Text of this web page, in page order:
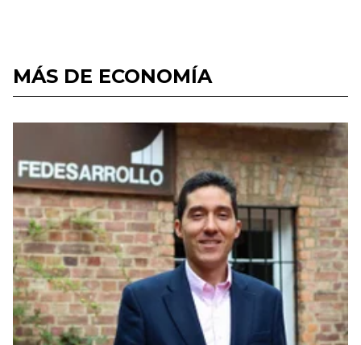
MÁS DE ECONOMÍA